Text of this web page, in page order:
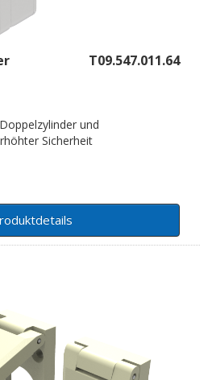
T09.547.011.64
und
Sicherheit